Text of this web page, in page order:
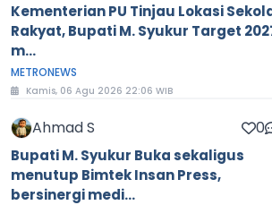
Kementerian PU Tinjau Lokasi
Rakyat, Bupati M. Syukur Target
m...
METRONEWS
Kamis, 06 Agu 2026 22:06 WIB
Ahmad S 0
Bupati M. Syukur Buka sekaligus
menutup Bimtek Insan Press,
bersinergi medi...